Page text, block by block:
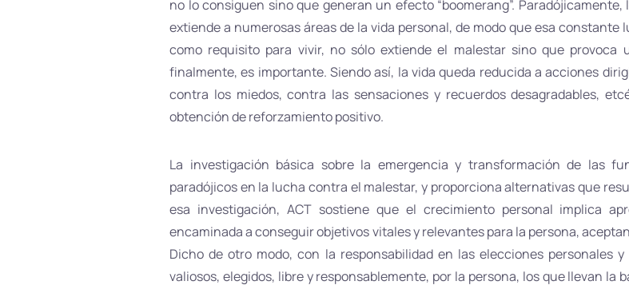
no lo consiguen sino que generan un efecto “boomerang”.
extiende a numerosas áreas de la vida personal, de modo que esa
como requisito para vivir, no sólo extiende el malestar sino que provoca
finalmente, es importante. Siendo así, la vida queda reducida a acciones
contra los miedos, contra las sensaciones y recuerdos desagradables,
obtención de reforzamiento positivo.
La investigación básica sobre la emergencia y transformación de las
paradójicos en la lucha contra el malestar, y proporciona alternativas que
esa investigación, ACT sostiene que el crecimiento personal implica
encaminada a conseguir objetivos vitales y relevantes para la persona,
Dicho de otro modo, con la responsabilidad en las elecciones personales
valiosos, elegidos, libre y responsablemente, por la persona, los que llevan la